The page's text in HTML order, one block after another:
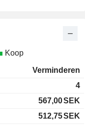
Koop
Verminderen
4
567,00SEK
512,75SEK